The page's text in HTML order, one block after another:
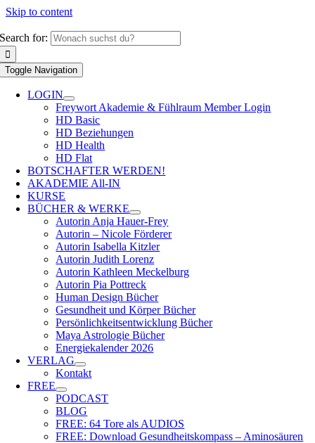
Skip to content
Search for:
Toggle Navigation
LOGIN
Freywort Akademie & Fühlraum Member Login
HD Basic
HD Beziehungen
HD Health
HD Flat
BOTSCHAFTER WERDEN!
AKADEMIE All-IN
KURSE
BÜCHER & WERKE
Autorin Anja Hauer-Frey
Autorin – Nicole Förderer
Autorin Isabella Kitzler
Autorin Judith Lorenz
Autorin Kathleen Meckelburg
Autorin Pia Pottreck
Human Design Bücher
Gesundheit und Körper Bücher
Persönlichkeitsentwicklung Bücher
Maya Astrologie Bücher
Energiekalender 2026
VERLAG
Kontakt
FREE
PODCAST
BLOG
FREE: 64 Tore als AUDIOS
FREE: Download Gesundheitskompass – Aminosäuren